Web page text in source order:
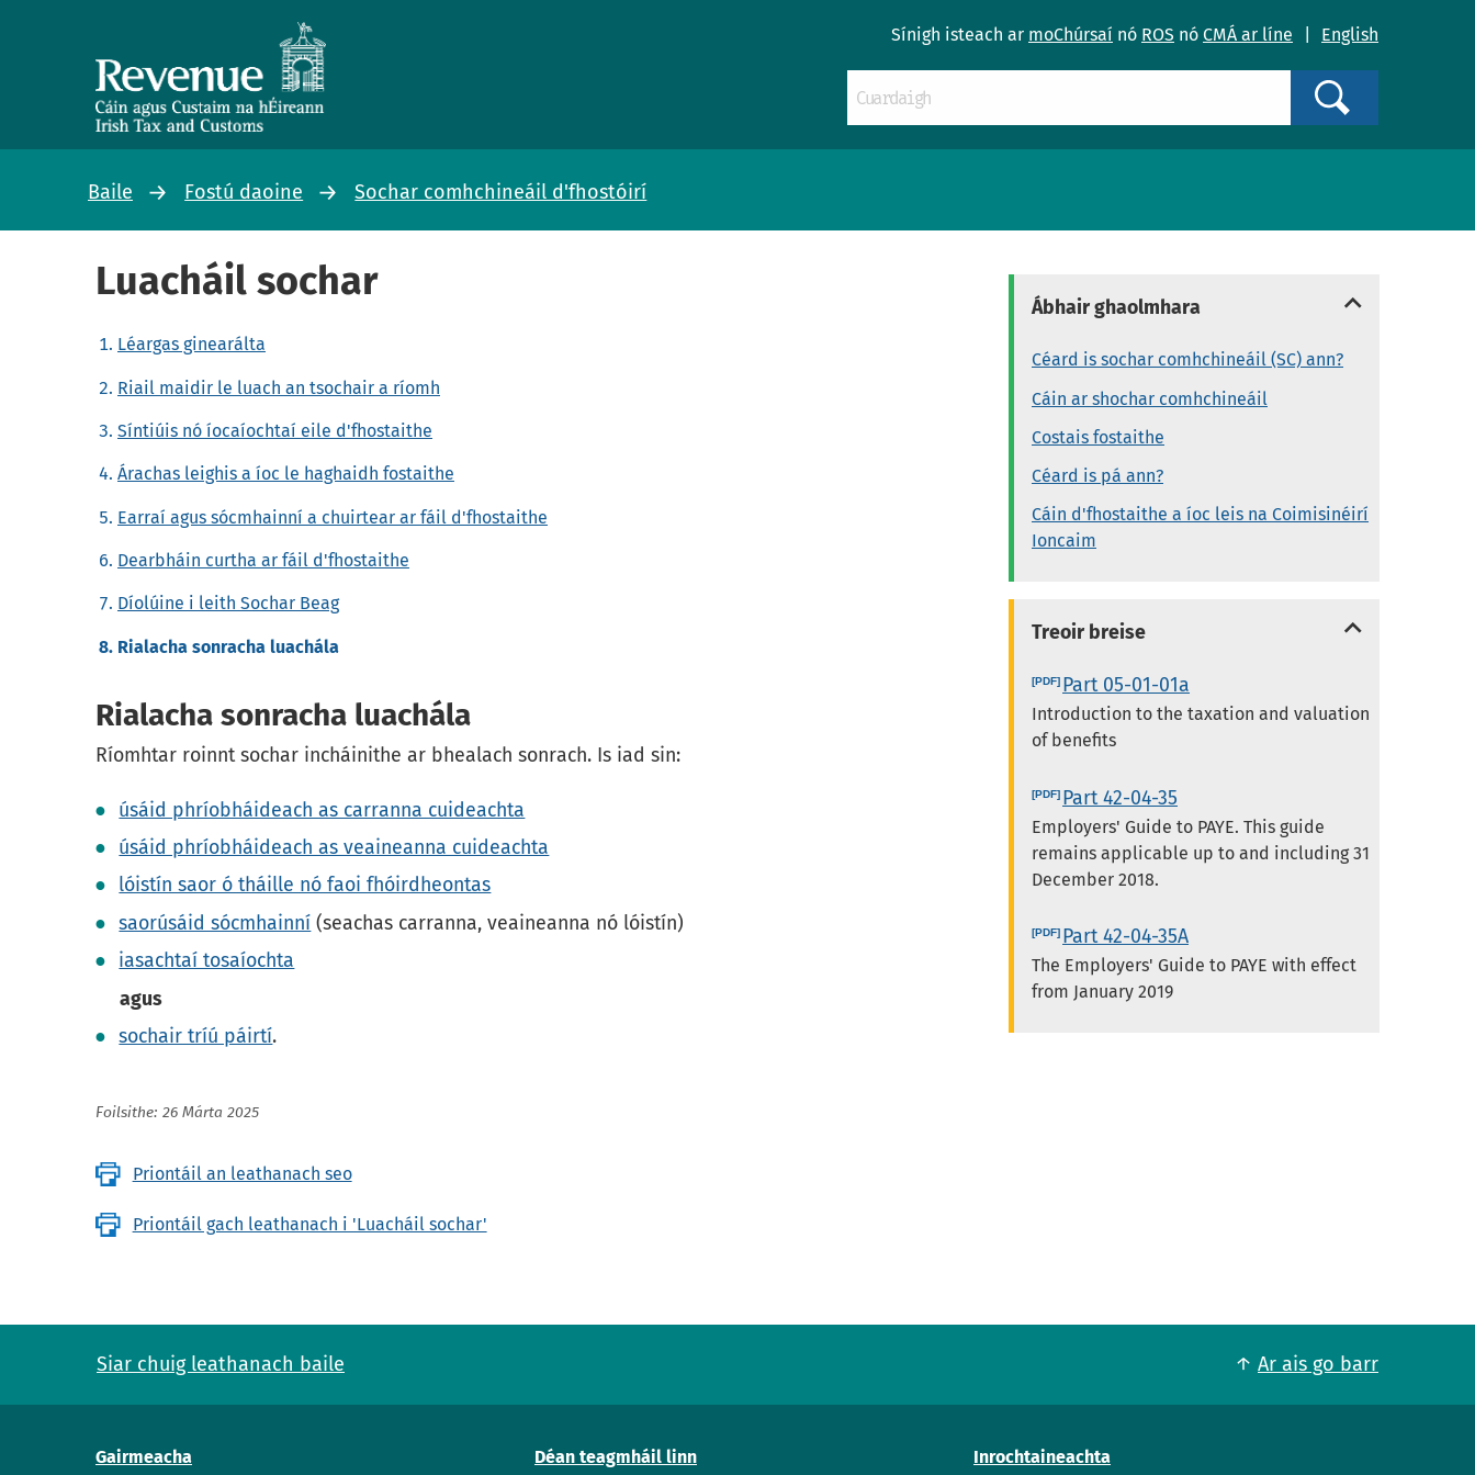
Sínigh isteach ar moChúrsaí nó ROS nó CMÁ ar líne English
Baile Fostú daoine Sochar comhchineáil d'fhostóirí
Luacháil sochar
Léargas ginearálta
Riail maidir le luach an tsochair a ríomh
Síntiúis nó íocaíochtaí eile d'fhostaithe
Árachas leighis a íoc le haghaidh fostaithe
Earraí agus sócmhainní a chuirtear ar fáil d'fhostaithe
Dearbháin curtha ar fáil d'fhostaithe
Díolúine i leith Sochar Beag
Rialacha sonracha luachála
Rialacha sonracha luachála
Ríomhtar roinnt sochar incháinithe ar bhealach sonrach. Is iad sin:
úsáid phríobháideach as carranna cuideachta
úsáid phríobháideach as veaineanna cuideachta
lóistín saor ó tháille nó faoi fhóirdheontas
saorúsáid sócmhainní (seachas carranna, veaineanna nó lóistín)
iasachtaí tosaíochta
agus
sochair tríú páirtí.
Foilsithe: 26 Márta 2025
Priontáil an leathanach seo
Priontáil gach leathanach i 'Luacháil sochar'
Ábhair ghaolmhara
Céard is sochar comhchineáil (SC) ann?
Cáin ar shochar comhchineáil
Costais fostaithe
Céard is pá ann?
Cáin d'fhostaithe a íoc leis na Coimisinéirí
Ioncaim
Treoir breise
Part 05-01-01a
Introduction to the taxation and valuation
of benefits
Part 42-04-35
Employers' Guide to PAYE. This guide
remains applicable up to and including 31
December 2018.
Part 42-04-35A
The Employers' Guide to PAYE with effect
from January 2019
Siar chuig leathanach baile Ar ais go barr
Gairmeacha Déan teagmháil linn Inrochtaineachta